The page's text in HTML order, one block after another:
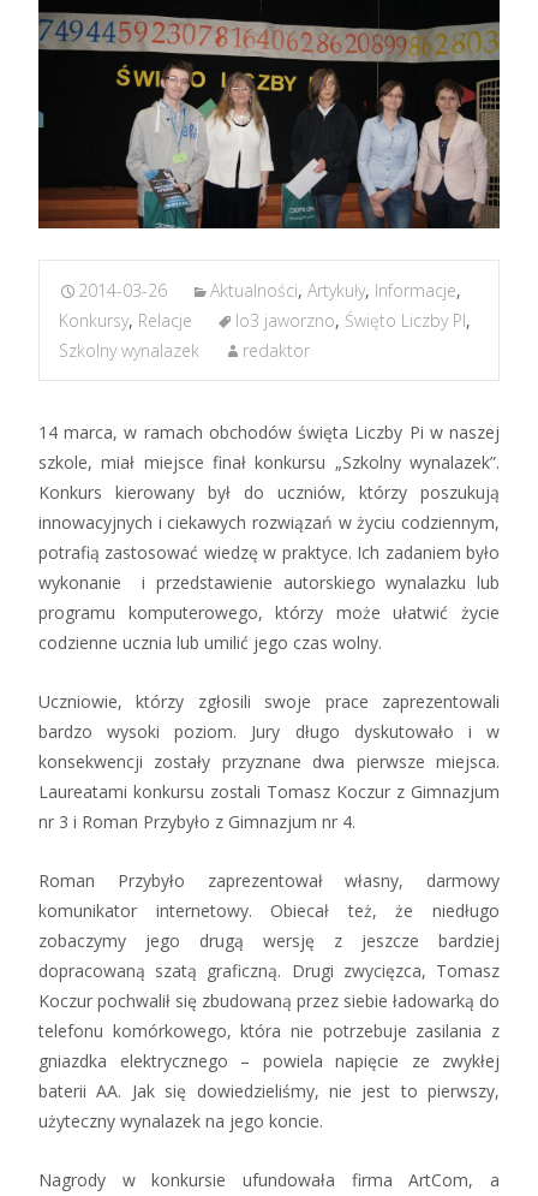
2014-03-26 Aktualności, Artykuły, Informacje,
Konkursy, Relacje lo3 jaworzno, Święto Liczby PI,
Szkolny wynalazek
redaktor
14 marca, w ramach obchodów święta Liczby Pi w naszej
szkole, miał miejsce finał konkursu „Szkolny wynalazek”.
Konkurs kierowany był do uczniów, którzy poszukują
innowacyjnych i ciekawych rozwiązań w życiu codziennym,
potrafią zastosować wiedzę w praktyce. Ich zadaniem było
wykonanie i przedstawienie autorskiego wynalazku lub
programu komputerowego, którzy może ułatwić życie
codzienne ucznia lub umilić jego czas wolny.
Uczniowie, którzy zgłosili swoje prace zaprezentowali
bardzo wysoki poziom. Jury długo dyskutowało i w
konsekwencji zostały przyznane dwa pierwsze miejsca.
Laureatami konkursu zostali Tomasz Koczur z Gimnazjum
nr 3 i Roman Przybyło z Gimnazjum nr 4.
Roman Przybyło zaprezentował własny, darmowy
komunikator internetowy. Obiecał też, że niedługo
zobaczymy jego drugą wersję z jeszcze bardziej
dopracowaną szatą graficzną. Drugi zwycięzca, Tomasz
Koczur pochwalił się zbudowaną przez siebie ładowarką do
telefonu komórkowego, która nie potrzebuje zasilania z
gniazdka elektrycznego – powiela napięcie ze zwykłej
baterii AA. Jak się dowiedzieliśmy, nie jest to pierwszy,
użyteczny wynalazek na jego koncie.
Nagrody w konkursie ufundowała firma ArtCom, a